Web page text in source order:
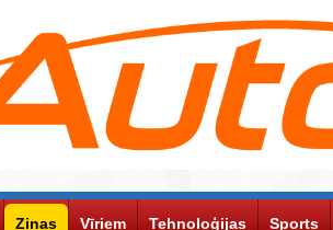
Ziņas Vīriem Tehnoloģijas Sports